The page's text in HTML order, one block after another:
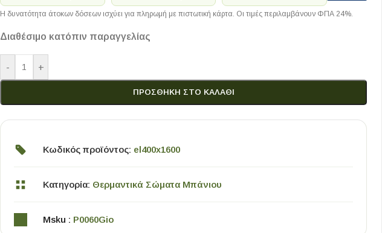
Η δυνατότητα άτοκων δόσεων ισχύει για πληρωμή με πιστωτική κάρτα. Οι τιμές περιλαμβάνουν ΦΠΑ 24%.
Διαθέσιμο κατόπιν παραγγελίας
- +
ΠΡΟΣΘΉΚΗ ΣΤΟ ΚΑΛΆΘΙ
Κωδικός προϊόντος: el400x1600
Κατηγορία: Θερμαντικά Σώματα Μπάνιου
Msku : P0060Gio